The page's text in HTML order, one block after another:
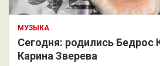
МУЗЫКА
Сегодня: родились Бедрос
Карина Зверева